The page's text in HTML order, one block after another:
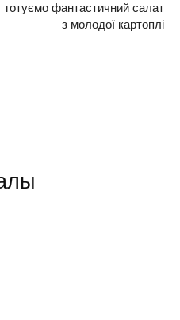
готуємо фантастичний салат
з молодої картоплі